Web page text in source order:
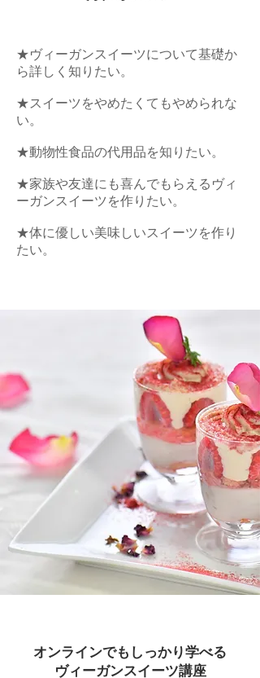
★ヴィーガンスイーツについて基礎か
ら詳しく知りたい。
★スイーツをやめたくてもやめられな
い。
★動物性食品の代用品を知りたい。
★家族や友達にも喜んでもらえるヴィ
ーガンスイーツを作りたい。
★体に優しい美味しいスイーツを作り
たい。
オンラインでもしっかり学べる
ヴィーガンスイーツ講座